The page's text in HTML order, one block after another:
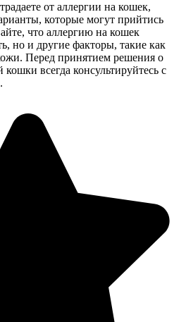
от аллергии на кошек,
которые могут прийтись
что аллергию на кошек
но и другие факторы, такие как
Перед принятием решения о
всегда консультируйтесь с